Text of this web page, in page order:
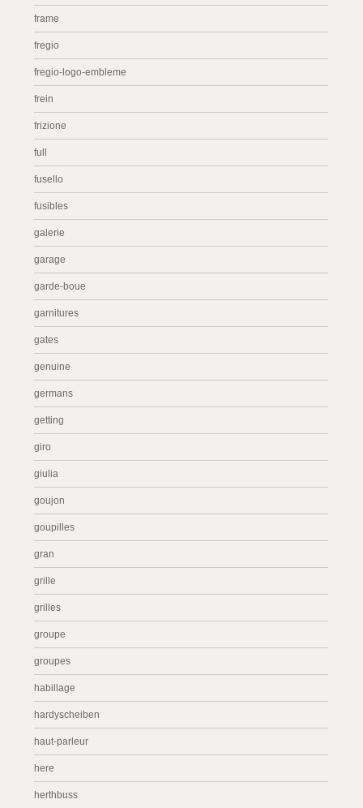
frame
fregio
fregio-logo-embleme
frein
frizione
full
fusello
fusibles
galerie
garage
garde-boue
garnitures
gates
genuine
germans
getting
giro
giulia
goujon
goupilles
gran
grille
grilles
groupe
groupes
habillage
hardyscheiben
haut-parleur
here
herthbuss